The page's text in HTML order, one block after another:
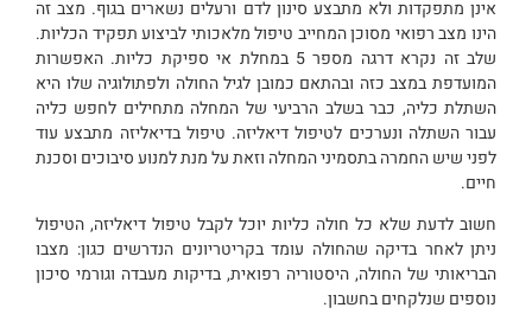
אינן מתפקדות ולא מתבצע סינון לדם ורעלים נשארים בגוף. מצב זה
הינו מצב רפואי מסוכן המחייב טיפול מלאכותי לביצוע תפקיד הכליות.
שלב זה נקרא דרגה מספר 5 במחלת אי ספיקת כליות. האפשרות
המועדפת במצב כזה ובהתאם כמובן לגיל החולה ולפתולוגיה שלו היא
השתלת כליה, כבר בשלב הרביעי של המחלה מתחילים לחפש כליה
עבור השתלה ונערכים לטיפול דיאליזה. טיפול בדיאליזה מתבצע עוד
לפני שיש החמרה בתסמיני המחלה וזאת על מנת למנוע סיבוכים וסכנת
חיים.
חשוב לדעת שלא כל חולה כליות יוכל לקבל טיפול דיאליזה, הטיפול
ניתן לאחר בדיקה שהחולה עומד בקריטריונים הנדרשים כגון: מצבו
הבריאותי של החולה, היסטוריה רפואית, בדיקות מעבדה וגורמי סיכון
נוספים שנלקחים בחשבון.